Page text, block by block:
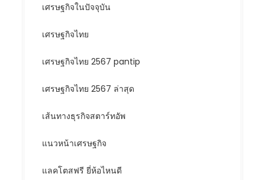
เศรษฐกิจในปัจจุบัน
เศรษฐกิจไทย
เศรษฐกิจไทย 2567 pantip
เศรษฐกิจไทย 2567 ล่าสุด
เส้นทางธุรกิจสตาร์ทอัพ
แนวหน้าเศรษฐกิจ
แลคโตสฟรี ยี่ห้อไหนดี